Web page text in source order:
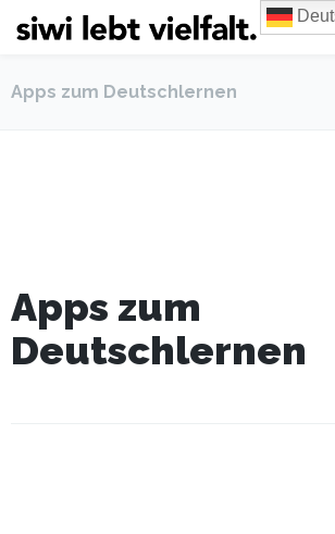
Apps zum Deutschlernen
Apps zum
Deutschlernen